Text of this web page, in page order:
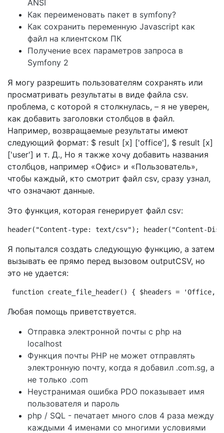
ANSI
Как переименовать пакет в symfony?
Как сохранить переменную Javascript как
файл на клиентском ПК
Получение всех параметров запроса в
Symfony 2
Я могу разрешить пользователям сохранять или
просматривать результаты в виде файла csv.
проблема, с которой я столкнулась, – я не уверен,
как добавить заголовки столбцов в файл.
Например, возвращаемые результаты имеют
следующий формат: $ result [x] ['office'], $ result [x]
['user'] и т. Д., Но я также хочу добавить названия
столбцов, например «Офис» и «Пользователь»,
чтобы каждый, кто смотрит файл csv, сразу узнал,
что означают данные.
Это функция, которая генерирует файл csv:
header("Content-type: text/csv"); header("Content-
Я попытался создать следующую функцию, а затем
вызывать ее прямо перед вызовом outputCSV, но
это не удается:
function create_file_header() { $headers =
Любая помощь приветствуется.
Отправка электронной почты с php на
localhost
Функция почты PHP не может отправлять
электронную почту, когда я добавил .com.sg, а
не только .com
Неустранимая ошибка PDO показывает имя
пользователя и пароль
php / SQL - печатает много слов 4 раза между
каждыми 4 именами со многими условиями